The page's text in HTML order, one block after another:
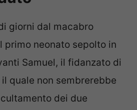
giorni dal macabro
primo neonato sepolto in
Samuel, il fidanzato di
quale non sembrerebbe
dei due